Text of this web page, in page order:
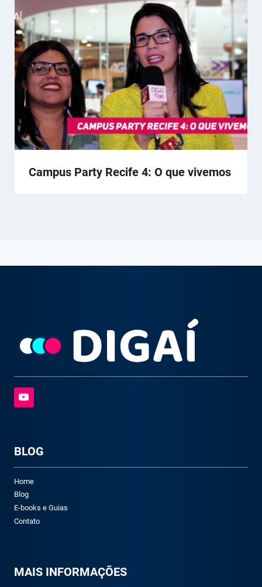
Campus Party Recife 4: O que vivemos
BLOG
Home
Blog
E-books e Guias
Contato
MAIS INFORMAÇÕES